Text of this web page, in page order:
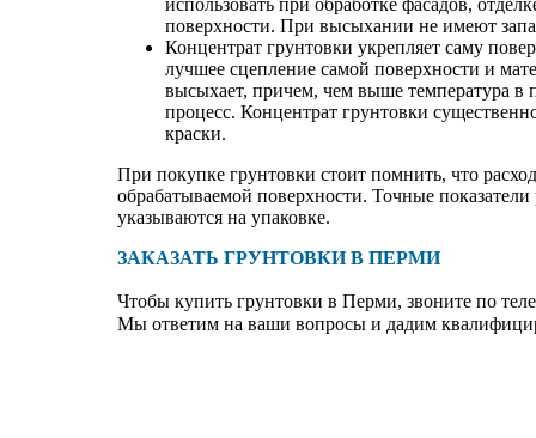
поверхности. При высыхании не имеют
Концентрат грунтовки укрепляет саму
лучшее сцепление самой поверхности и
высыхает, причем, чем выше температура в
процесс. Концентрат грунтовки
краски.
При покупке грунтовки стоит помнить, что
обрабатываемой поверхности. Точные показатели
указываются на упаковке.
ЗАКАЗАТЬ ГРУНТОВКИ В ПЕРМИ
Чтобы купить грунтовки в Перми, звоните по
Мы ответим на ваши вопросы и дадим